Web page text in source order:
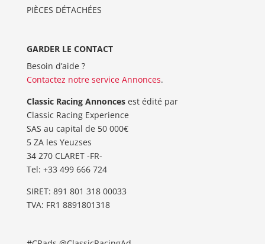
PIÈCES DÉTACHÉES
GARDER LE CONTACT
Besoin d’aide ?
Contactez notre service Annonces.
Classic Racing Annoncesest édité par
Classic Racing Experience
SAS au capital de 50 000€
5 ZA les Yeuzses
34 270 CLARET -FR-
Tel: ‭+33 499 666 724‬
SIRET: 891 801 318 00033
TVA: FR1 8891801318